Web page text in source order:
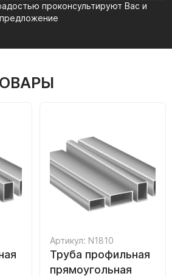
проконсультируют Вас и
Артикул: N1810
Труба профильная
прямоугольная